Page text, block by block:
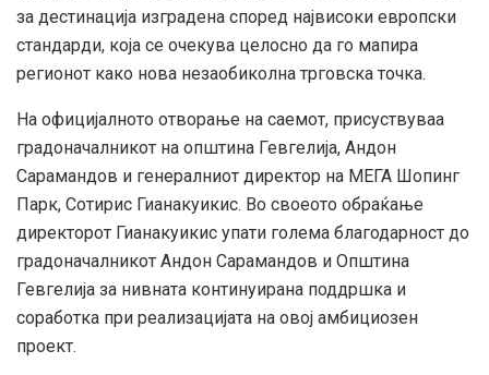
за дестинација изградена според највисоки европски
стандарди, која се очекува целосно да го мапира
регионот како нова незаобиколна трговска точка.
На официјалното отворање на саемот, присуствуваа
градоначалникот на општина Гевгелија, Андон
Сарамандов и генералниот директор на МЕГА Шопинг
Парк, Сотирис Гианакуикис. Во своеото обраќање
директорот Гиaнакуикис упати голема благодарност до
градоначалникот Андон Сарамандов и Општина
Гевгелија за нивната континуирана поддршка и
соработка при реализацијата на овој амбициозен
проект.